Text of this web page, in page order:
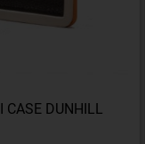
CASE DUNHILL